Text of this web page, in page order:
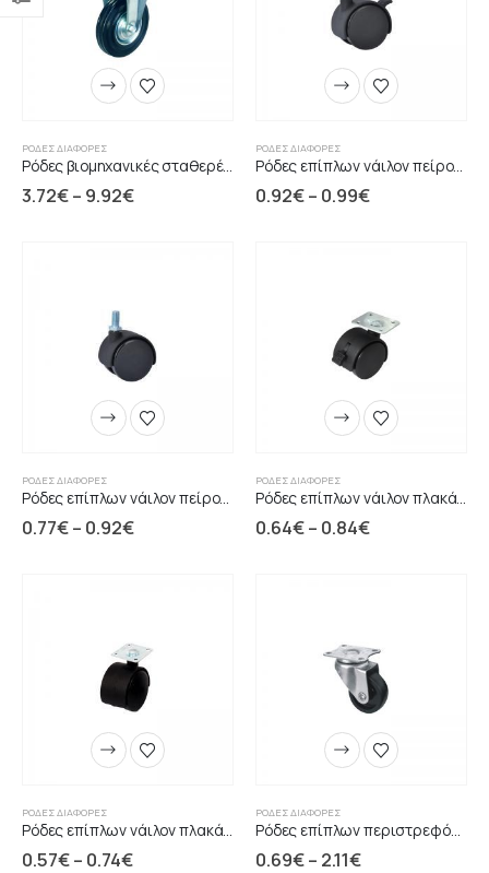
ΡΌΔΕΣ ΔΙΆΦΟΡΕΣ
Ρόδες βιομηχανικές σταθερές μαύρες
3.72€– 9.92€
ΡΌΔΕΣ ΔΙΆΦΟΡΕΣ
Ρόδες επίπλων νάιλον πείρου με φρένο
0.92€– 0.99€
ΡΌΔΕΣ ΔΙΆΦΟΡΕΣ
Ρόδες επίπλων νάιλον πείρου χωρίς φρένο
0.77€– 0.92€
ΡΌΔΕΣ ΔΙΆΦΟΡΕΣ
0.64€– 0.84€
ΡΌΔΕΣ ΔΙΆΦΟΡΕΣ
0.57€– 0.74€
ΡΌΔΕΣ ΔΙΆΦΟΡΕΣ
Ρόδες επίπλων περιστρεφόμενες μαύρο λάστιχο Caster
0.69€– 2.11€